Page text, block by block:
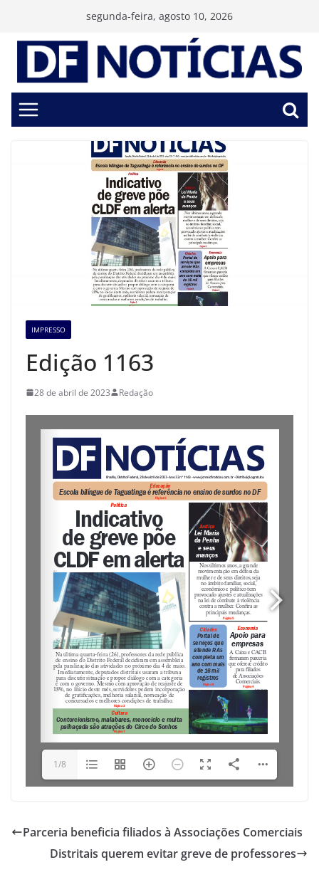
conteúdo
segunda-feira, agosto 10, 2026
IMPRESSO
Edição 1163
28 de abril de 2023 Redação
1/8
Parceria beneficia filiados à Associações Comerciais
Distritais querem evitar greve de professores